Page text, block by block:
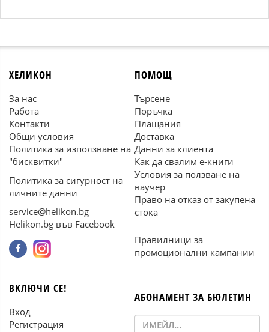
ХЕЛИКОН
За нас
Работа
Контакти
Общи условия
Политика за използване на
"бисквитки"
Политика за сигурност на
личните данни
service@helikon.bg
Helikon.bg във Facebook
ПОМОЩ
Търсене
Поръчка
Плащания
Доставка
Данни за клиента
Как да свалим е-книги
Условия за ползване на
ваучер
Право на отказ от закупена
стока
Правилници за
промоционални кампании
ВКЛЮЧИ СЕ!
Вход
Регистрация
АБОНАМЕНТ ЗА БЮЛЕТИН